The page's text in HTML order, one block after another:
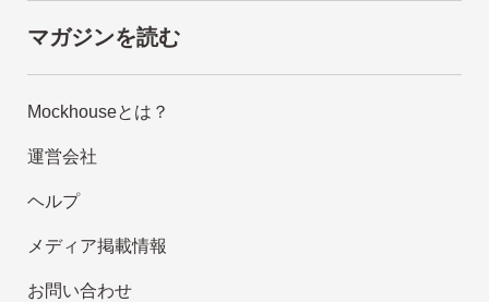
マガジンを読む
Mockhouseとは？
運営会社
ヘルプ
メディア掲載情報
お問い合わせ